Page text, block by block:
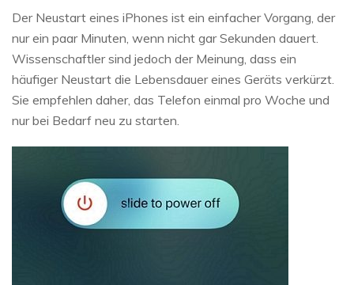
Der Neustart eines iPhones ist ein einfacher Vorgang, der
nur ein paar Minuten, wenn nicht gar Sekunden dauert.
Wissenschaftler sind jedoch der Meinung, dass ein
häufiger Neustart die Lebensdauer eines Geräts verkürzt.
Sie empfehlen daher, das Telefon einmal pro Woche und
nur bei Bedarf neu zu starten.